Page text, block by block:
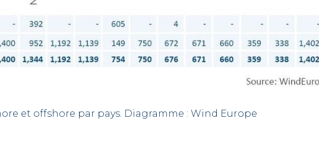
et offshore par pays. Diagramme : Wind Europe